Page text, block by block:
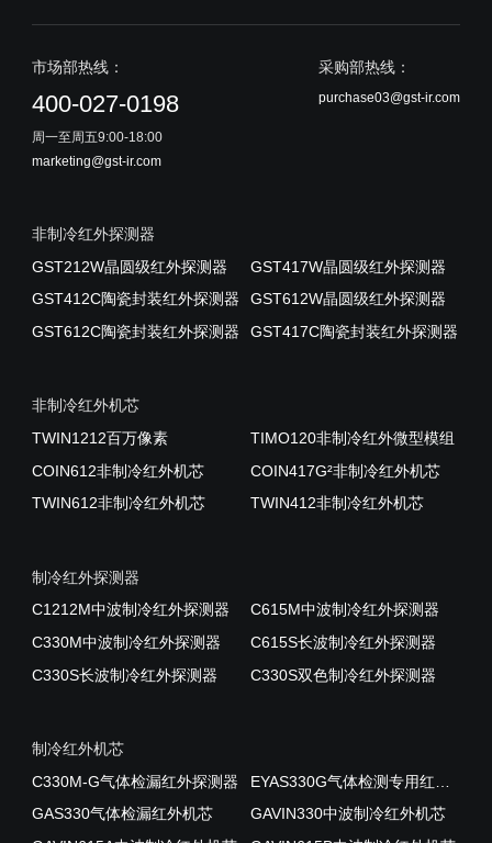
市场部热线：
400-027-0198
周一至周五9:00-18:00
marketing@gst-ir.com
采购部热线：
purchase03@gst-ir.com
非制冷红外探测器
GST212W晶圆级红外探测器
GST417W晶圆级红外探测器
GST412C陶瓷封装红外探测器
GST612W晶圆级红外探测器
GST612C陶瓷封装红外探测器
GST417C陶瓷封装红外探测器
非制冷红外机芯
TWIN1212百万像素
TIMO120非制冷红外微型模组
COIN612非制冷红外机芯
COIN417G²非制冷红外机芯
TWIN612非制冷红外机芯
TWIN412非制冷红外机芯
制冷红外探测器
C1212M中波制冷红外探测器
C615M中波制冷红外探测器
C330M中波制冷红外探测器
C615S长波制冷红外探测器
C330S长波制冷红外探测器
C330S双色制冷红外探测器
制冷红外机芯
C330M-G气体检漏红外探测器
GAS330气体检漏红外机芯
GAVIN330中波制冷红外机芯